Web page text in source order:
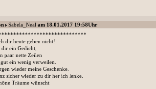
Sabela_Neal am 18.01.2017 19:58Uhr
dir heute geben nicht!
ein Gedicht,
paar nette Zeilen
ein wenig verweilen.
wieder meine Geschenke.
sicher wieder zu dir her ich lenke.
Träume wünscht